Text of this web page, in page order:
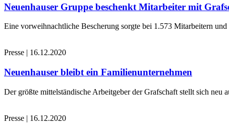
Neuenhauser Gruppe beschenkt Mitarbeiter mit
Eine vorweihnachtliche Bescherung sorgte bei 1.573 Mitarbeitern
Presse | 16.12.2020
Neuenhauser bleibt ein Familienunternehmen
Der größte mittelständische Arbeitgeber der Grafschaft stellt sich neu
Presse | 16.12.2020